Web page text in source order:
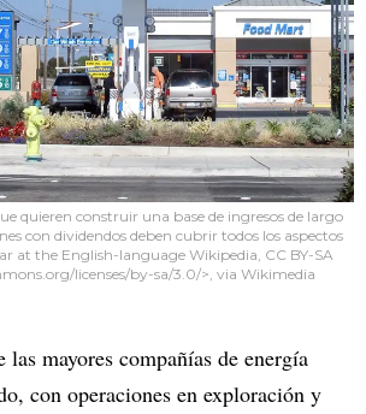
quieren construir una base de ingresos de largo
con dividendos deben cubrir todos los aspectos
at the English-language Wikipedia, CC BY-SA
licenses/by-sa/3.0/>, via Wikimedia
las mayores compañías de energía
con operaciones en exploración y